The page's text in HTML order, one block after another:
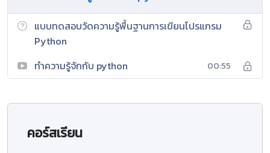
แบบทดสอบวัดความรู้พื้นฐานการเขียนโปรแกรม
Python
ทำความรู้จักกับ python
00:55
คอร์สเรียน